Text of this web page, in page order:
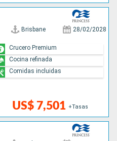
Brisbane 28/02/2028
US$ 7,501 +Tasas
Crucero Premium
Cocina refinada
Comidas incluidas